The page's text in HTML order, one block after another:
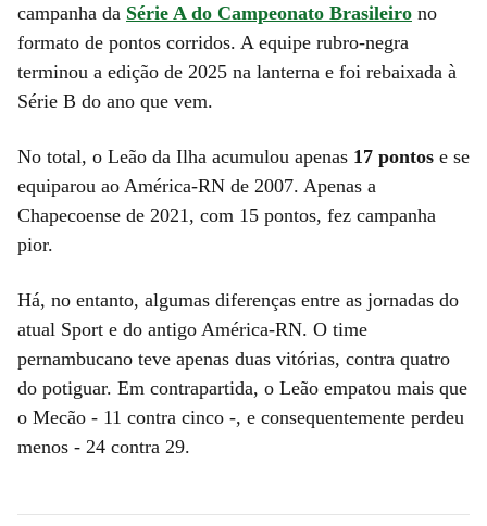
campanha da Série A do Campeonato Brasileiro no
formato de pontos corridos. A equipe rubro-negra
terminou a edição de 2025 na lanterna e foi rebaixada à
Série B do ano que vem.
No total, o Leão da Ilha acumulou apenas 17 pontos e se
equiparou ao América-RN de 2007. Apenas a
Chapecoense de 2021, com 15 pontos, fez campanha
pior.
Há, no entanto, algumas diferenças entre as jornadas do
atual Sport e do antigo América-RN. O time
pernambucano teve apenas duas vitórias, contra quatro
do potiguar. Em contrapartida, o Leão empatou mais que
o Mecão - 11 contra cinco -, e consequentemente perdeu
menos - 24 contra 29.